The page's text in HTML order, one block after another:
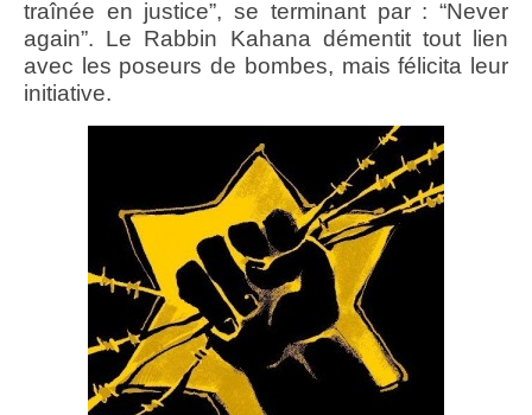
traînée en justice”, se terminant par : “Never
again”. Le Rabbin Kahana démentit tout lien
avec les poseurs de bombes, mais félicita leur
initiative.